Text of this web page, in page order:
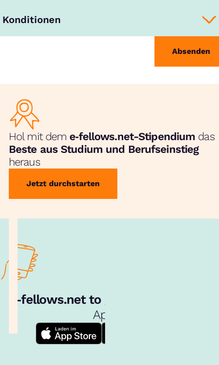
Konditionen
Absenden
Hol mit dem e‑fellows.net-Stipendium das
Beste aus Studium und Berufseinstieg
heraus
Jetzt durchstarten
e‑fellows.net to go:
App!